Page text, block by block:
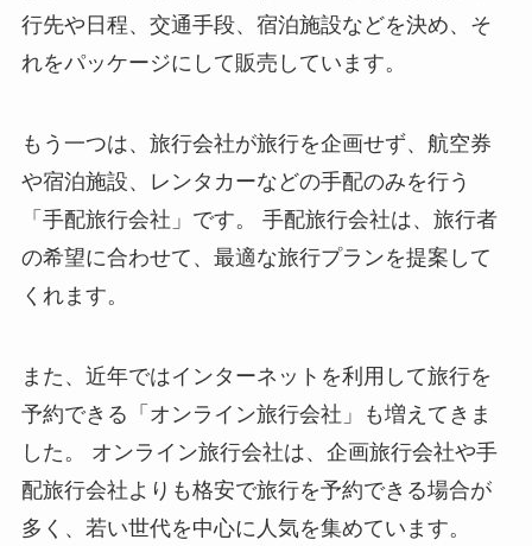
行先や日程、交通手段、宿泊施設などを決め、そ
れをパッケージにして販売しています。
もう一つは、旅行会社が旅行を企画せず、航空券
や宿泊施設、レンタカーなどの手配のみを行う
「手配旅行会社」です。 手配旅行会社は、旅行者
の希望に合わせて、最適な旅行プランを提案して
くれます。
また、近年ではインターネットを利用して旅行を
予約できる「オンライン旅行会社」も増えてきま
した。 オンライン旅行会社は、企画旅行会社や手
配旅行会社よりも格安で旅行を予約できる場合が
多く、若い世代を中心に人気を集めています。